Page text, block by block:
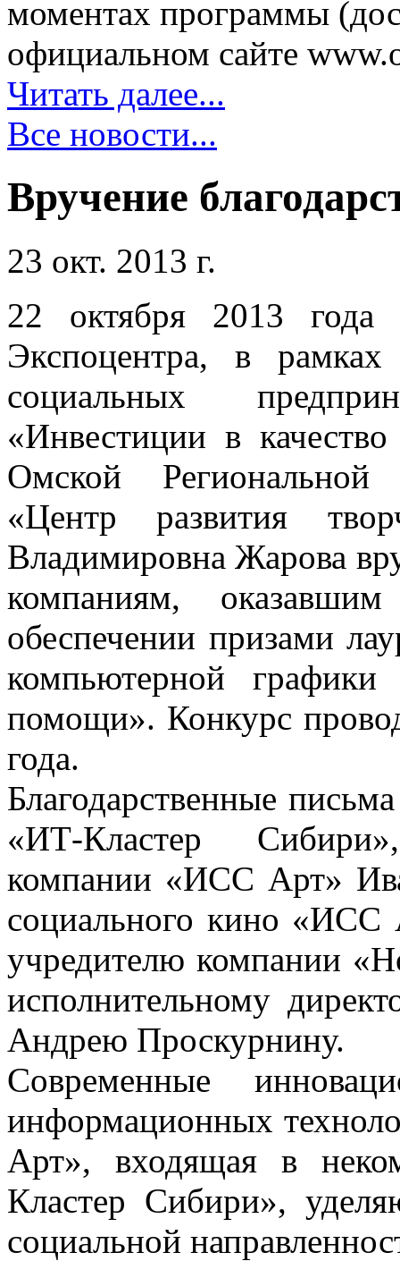
моментах программы
официальном сайте
Читать далее...
Все новости...
Вручение
23 окт. 2013 г.
22 октября 2013 года
Экспоцентра, в
социальных
«Инвестиции в
Омской Региональной
«Центр развития
Владимировна Жарова
компаниям,
обеспечении призами
компьютерной
помощи». Конкурс
года.
Благодарственные
«ИТ-Кластер
компании «ИСС Арт»
социального кино
учредителю компании
исполнительному
Андрею Проскурнину.
Современные
информационных
Арт», входящая в
Кластер Сибири»,
социальной